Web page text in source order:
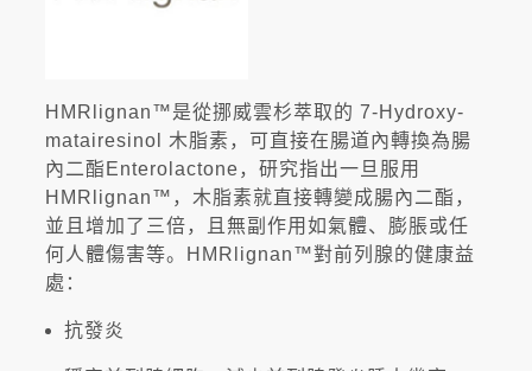
HMRlignan™是從挪威雲杉萃取的 7-Hydroxy-
matairesinol 木脂素，可直接在腸道內轉換為腸
內二酯Enterolactone，研究指出一旦服用
HMRlignan™，木脂素就直接轉變成腸內二酯，
並且增加了三倍，且無副作用如氣體、膨脹或任
何人體傷害等。HMRlignan™對前列腺的健康益
處：
抗發炎